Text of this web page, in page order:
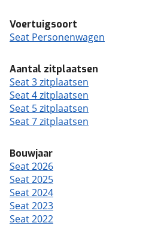
Voertuigsoort
Seat Personenwagen
Aantal zitplaatsen
Seat 3 zitplaatsen
Seat 4 zitplaatsen
Seat 5 zitplaatsen
Seat 7 zitplaatsen
Bouwjaar
Seat 2026
Seat 2025
Seat 2024
Seat 2023
Seat 2022